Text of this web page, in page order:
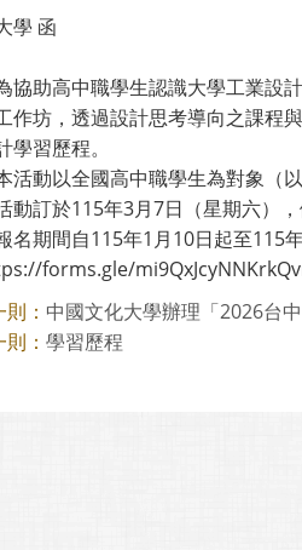
學 函
協助高中職學生認識大學工業設
作坊，透過設計思考導向之課程
學習歷程。
活動以全國高中職學生為對象（
動訂於115年3月7日（星期六）
名期間自115年1月10日起至115
forms.gle/
： 中國文化大學辦理「2026台
： 學習歷程